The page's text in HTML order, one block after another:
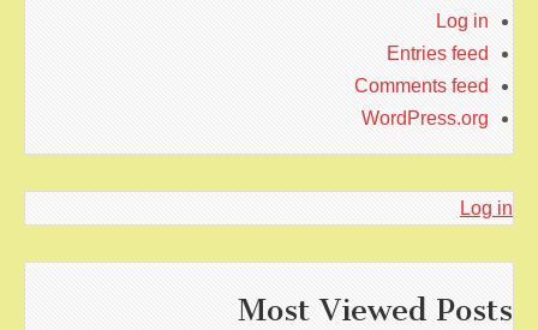
Log in
Entries feed
Comments feed
WordPress.org
Log in
Most Viewed Posts